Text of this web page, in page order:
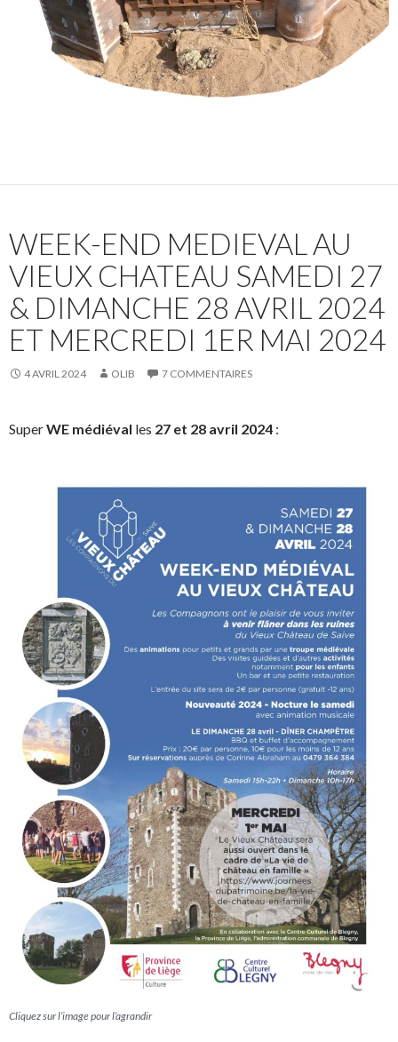
WEEK-END MEDIEVAL AU
VIEUX CHATEAU SAMEDI 27
& DIMANCHE 28 AVRIL 2024
ET MERCREDI 1ER MAI 2024
4 AVRIL 2024 OLIB 7 COMMENTAIRES
SuperWE médiéval les 27 et 28 avril 2024 :
Cliquez sur l’image pour l’agrandir